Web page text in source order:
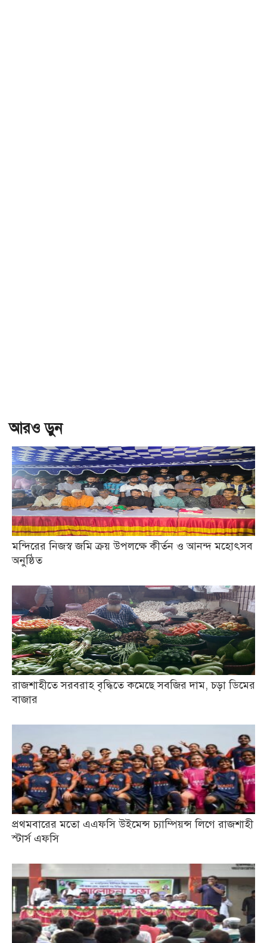
আরও ড়ুন
মন্দিরের নিজস্ব জমি ক্রয় উপলক্ষে কীর্তন ও আনন্দ মহোৎসব
অনুষ্ঠিত
রাজশাহীতে সরবরাহ বৃদ্ধিতে কমেছে সবজির দাম, চড়া ডিমের
বাজার
প্রথমবারের মতো এএফসি উইমেন্স চ্যাম্পিয়ন্স লিগে রাজশাহী
স্টার্স এফসি